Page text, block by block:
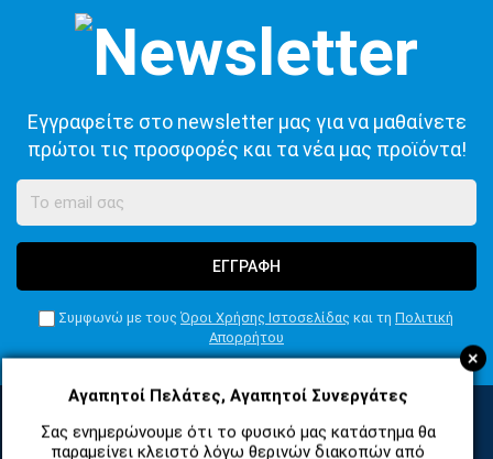
+
Αγαπητοί Πελάτες, Αγαπητοί Συνεργάτες
Σας ενημερώνουμε ότι το φυσικό μας κατάστημα θα
παραμείνει κλειστό λόγω θερινών διακοπών από
Εγγραφείτε στο newsletter μας για να μαθαίνετε
πρώτοι τις προσφορές και τα νέα μας προϊόντα!
ΕΓΓΡΑΦΗ
Συμφωνώ με τους Όροι Χρήσης Ιστοσελίδας και τη Πολιτική
Απορρήτου